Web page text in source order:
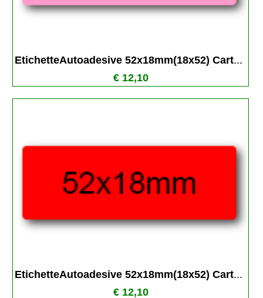
EtichetteAutoadesive 52x18mm(18x52) Cart...
€ 12,10
EtichetteAutoadesive 52x18mm(18x52) Cart...
€ 12,10